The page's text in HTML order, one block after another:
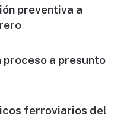
preventiva a
proceso a presunto
ferroviarios del